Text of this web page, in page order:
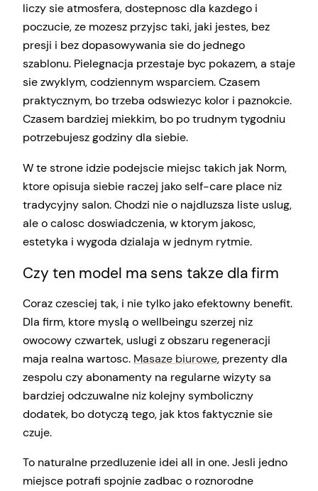
liczy sie atmosfera, dostepnosc dla kazdego i
poczucie, ze mozesz przyjsc taki, jaki jestes, bez
presji i bez dopasowywania sie do jednego
szablonu. Pielegnacja przestaje byc pokazem, a staje
sie zwyklym, codziennym wsparciem. Czasem
praktycznym, bo trzeba odswiezyc kolor i paznokcie.
Czasem bardziej miekkim, bo po trudnym tygodniu
potrzebujesz godziny dla siebie.
W te strone idzie podejscie miejsc takich jak Norm,
ktore opisuja siebie raczej jako self-care place niz
tradycyjny salon. Chodzi nie o najdluzsza liste uslug,
ale o calosc doswiadczenia, w ktorym jakosc,
estetyka i wygoda dzialaja w jednym rytmie.
Czy ten model ma sens takze dla firm
Coraz czesciej tak, i nie tylko jako efektowny benefit.
Dla firm, ktore myslą o wellbeingu szerzej niz
owocowy czwartek, uslugi z obszaru regeneracji
maja realna wartosc. Masaze biurowe, prezenty dla
zespolu czy abonamenty na regularne wizyty sa
bardziej odczuwalne niz kolejny symboliczny
dodatek, bo dotyczą tego, jak ktos faktycznie sie
czuje.
To naturalne przedluzenie idei all in one. Jesli jedno
miejsce potrafi spojnie zadbac o roznorodne